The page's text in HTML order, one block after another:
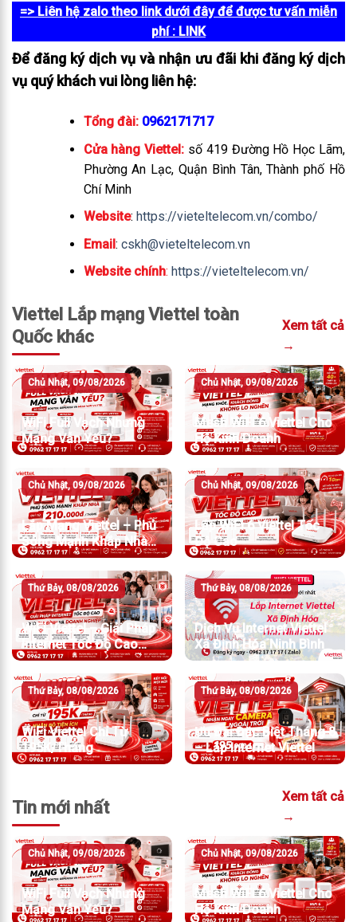
=> Liên hệ zalo theo link dưới đây để được tư vấn miễn
phí: LINK
Để đăng ký dịch vụ và nhận ưu đãi khi đăng ký dịch
vụ quý khách vui lòng liên hệ:
Tổng đài: 0962171717
Cửa hàng Viettel: số 419 Đường Hồ Học Lãm,
Phường An Lạc, Quận Bình Tân, Thành phố Hồ
Chí Minh
Website: https://vieteltelecom.vn/combo/
Email: cskh@vieteltelecom.vn
Website chính: https://vieteltelecom.vn/
Viettel Lắp mạng Viettel toàn
Quốc khác
Xem tất cả
→
Chủ Nhật, 09/08/2026
WiFi Full Vạch Nhưng
Mạng Vẫn Yếu?
Chủ Nhật, 09/08/2026
Mesh WiFi 6 Viettel Cho
Hộ Kinh Doanh
Chủ Nhật, 09/08/2026
Lắp Mạng Viettel – Phủ
Sóng Mạnh Khắp Nhà
Chỉ Từ 210.000đ/Tháng
Chủ Nhật, 09/08/2026
Lắp WiFi 6 Viettel Tốc
Độ Cao
Thứ Bảy, 08/08/2026
WiFi Viettel – Giải Pháp
Internet Tốc Độ Cao
Cho Gia Đình Và Doanh
Nghiệp
Thứ Bảy, 08/08/2026
Dịch Vụ Internet Viettel
Xã Định Hóa Ninh Bình
Thứ Bảy, 08/08/2026
WiFi Viettel Chỉ Từ
195K/Tháng
Thứ Bảy, 08/08/2026
Ưu Đãi Đặc Biệt Tháng 8
– Lắp Internet Viettel
Tin mới nhất
Xem tất cả
→
Chủ Nhật, 09/08/2026
WiFi Full Vạch Nhưng
Mạng Vẫn Yếu?
Chủ Nhật, 09/08/2026
Mesh WiFi 6 Viettel Cho
Hộ Kinh Doanh